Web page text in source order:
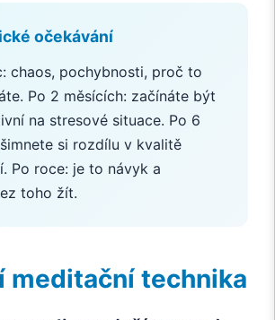
očekávání
chaos, pochybnosti, proč to
Po 2 měsících: začínáte být
na stresové situace. Po 6
si rozdílu v kvalitě
Po roce: je to návyk a
toho žít.
meditační technika